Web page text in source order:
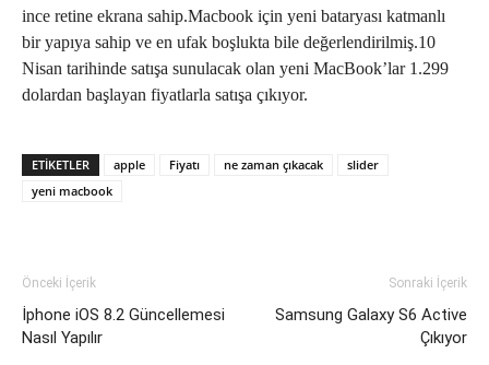
ince retine ekrana sahip.Macbook için yeni bataryası katmanlı
bir yapıya sahip ve en ufak boşlukta bile değerlendirilmiş.10
Nisan tarihinde satışa sunulacak olan yeni MacBook’lar 1.299
dolardan başlayan fiyatlarla satışa çıkıyor.
ETIKETLER apple Fiyatı ne zaman çıkacak
slider
yeni macbook
Önceki İçerik
İphone iOS 8.2 Güncellemesi
Nasıl Yapılır
Sonraki İçerik
Samsung Galaxy S6 Active
Çıkıyor